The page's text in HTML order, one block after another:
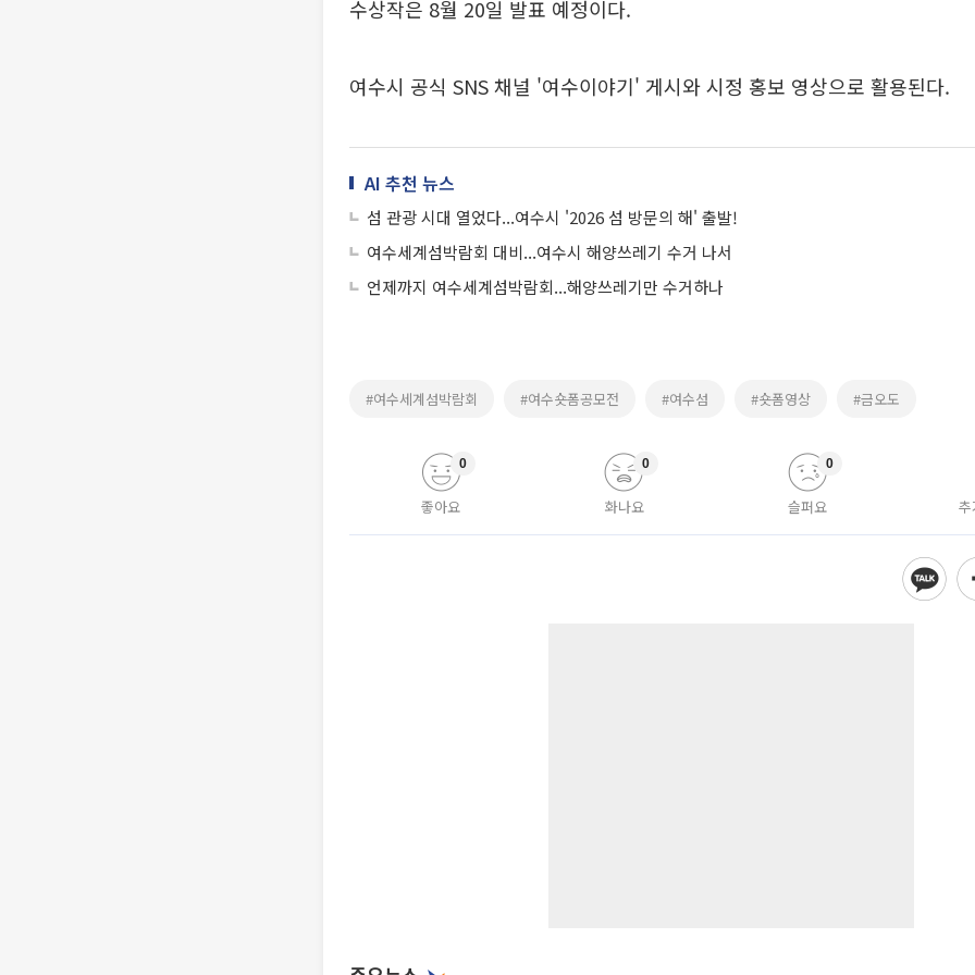
수상작은 8월 20일 발표 예정이다.
여수시 공식 SNS 채널 '여수이야기' 게시와 시정 홍보 영상으로 활용된다.
AI 추천 뉴스
섬 관광 시대 열었다...여수시 '2026 섬 방문의 해' 출발!
여수세계섬박람회 대비...여수시 해양쓰레기 수거 나서
언제까지 여수세계섬박람회...해양쓰레기만 수거하나
#여수세계섬박람회 #여수숏폼공모전 #여수섬 #숏폼영상 #금오도
좋아요
0
화나요
0
슬퍼요
0